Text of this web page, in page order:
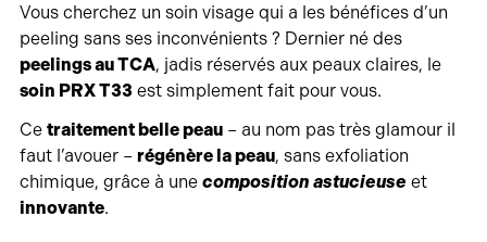
Vous cherchez un soin visage qui a les bénéfices d’un
peeling sans ses inconvénients ? Dernier né des
peelings au TCA, jadis réservés aux peaux claires, le
soin PRX T33 est simplement fait pour vous.
Ce traitement belle peau– au nom pas très glamour il
faut l’avouer – régénère la peau, sans exfoliation
chimique, grâce à une composition astucieuse et
innovante.